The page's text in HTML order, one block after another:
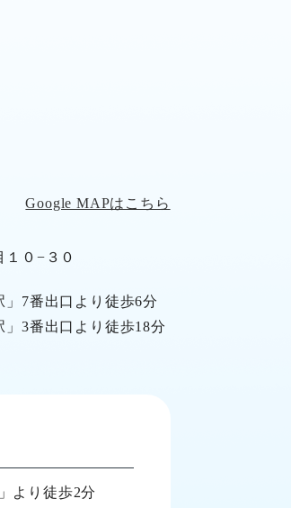
Google MAPはこちら
１０−３０
7番出口より徒歩6分
3番出口より徒歩18分
より徒歩2分